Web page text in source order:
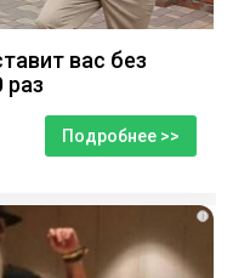
вас без
раз
Подробнее >>
i